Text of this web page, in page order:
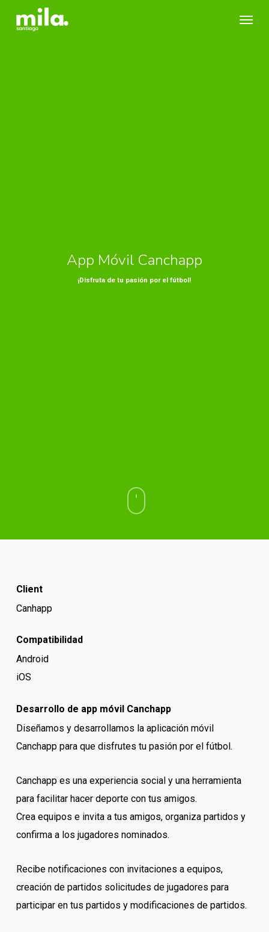
App Móvil Canchapp
¡Disfruta de tu pasión por el fútbol!
Client
Canhapp
Compatibilidad
Android
iOS
Desarrollo de app móvil Canchapp
Diseñamos y desarrollamos la aplicación móvil
Canchapp para que disfrutes tu pasión por el fútbol.
Canchapp es una experiencia social y una herramienta
para facilitar hacer deporte con tus amigos.
Crea equipos e invita a tus amigos, organiza partidos y
confirma a los jugadores nominados.
Recibe notificaciones con invitaciones a equipos,
creación de partidos solicitudes de jugadores para
participar en tus partidos y modificaciones de partidos.